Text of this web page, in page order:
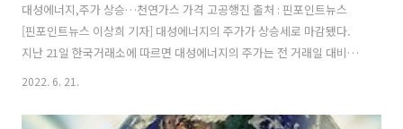
대성에너지,주가 상승…천연가스 가격 고공행진 출처 : 핀포인트뉴스
[핀포인트뉴스 이상희 기자] 대성에너지의 주가가 상승세로 마감됐다.
지난 21일 한국거래소에 따르면 대성에너지의 주가는 전 거래일 대비
2.41% 오른 1만 2750원을 기록했다. 이는 천연가스 공급량이 감소하면
여러나라에 러시아산 천연가스 파이프 공급이 사흘 연속 대폭 줄고 있다.
2022. 6. 21.